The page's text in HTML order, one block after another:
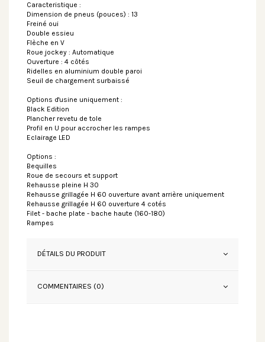
Caracteristique :
Dimension de pneus (pouces) : 13
Freiné oui
Double essieu
Flèche en V
Roue jockey : Automatique
Ouverture : 4 côtés
Ridelles en aluminium double paroi
Seuil de chargement surbaissé
Options d'usine uniquement :
Black Edition
Plancher revetu de tole
Profil en U pour accrocher les rampes
Eclairage LED
Options :
Bequilles
Roue de secours et support
Rehausse pleine H 30
Rehausse grillagée H 60 ouverture avant arrière uniquement
Rehausse grillagée H 60 ouverture 4 cotés
Filet - bache plate - bache haute (160-180)
Rampes
DÉTAILS DU PRODUIT
COMMENTAIRES (0)